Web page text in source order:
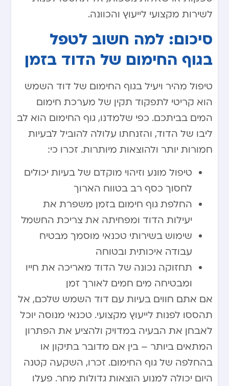
לשירות מקצועי לייעוץ והכוונה.
סיכום: למה חשוב לטפל
בגוף החימום של הדוד בזמן
טיפול מהיר ויעיל בגוף החימום של דוד השמש
הוא קריטי לתפקוד תקין של מערכת חימום
המים בביתכם. כפי שלמדנו, גוף החימום הוא לב
ליבו של הדוד, והזנחתו עלולה להוביל לבעיות
חמורות יותר ולהוצאות מיותרות. זכרו כי:
טיפול מונע וזיהוי מוקדם של בעיות יכולים
לחסוך כסף רב בטווח הארוך
החלפת גוף חימום בזמן משפרת את
יעילות הדוד ומפחיתה את צריכת החשמל
שימוש בשירותי טכנאי מוסמך מבטיח
עבודה איכותית ובטוחה
תחזוקה נכונה של הדוד מאריכה את חייו
ומבטיחה מים חמים לאורך זמן
אם אתם חווים בעיות עם דוד השמש שלכם, אל
תהססו לפנות לייעוץ מקצועי. טכנאי מנוסה יוכל
לאבחן את הבעיה במדויק ולהציע את הפתרון
המתאים ביותר – בין אם מדובר בתיקון או
בהחלפה של גוף החימום. זכרו, השקעה קטנה
היום יכולה למנוע הוצאות גדולות מחר. פעלו